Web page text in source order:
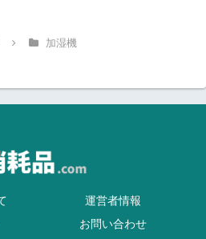
加湿機
運営者情報
お問い合わせ